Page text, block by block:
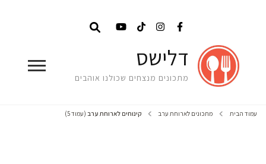
דלישס
מתכונים מנצחים שכולנו אוהבים
עמוד הבית מתכונים לארוחת ערב קינוחים לארוחת ערב (עמוד 5)